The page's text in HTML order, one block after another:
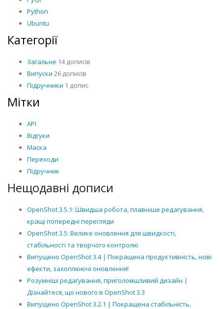
Python
Ubuntu
Категорії
Загальне 14 дописів
Випуски 26 дописів
Підручники 1 допис
Мітки
API
Відгуки
Маска
Переходи
Підручник
Нещодавні дописи
OpenShot 3.5.1: Швидша робота, плавніше редагування,
кращі попередні перегляди
OpenShot 3.5: Велике оновлення для швидкості,
стабільності та творчого контролю
Випущено OpenShot 3.4 | Покращена продуктивність, нові
ефекти, захоплюючі оновлення!
Розумніші редагування, приголомшливий дизайн |
Дізнайтеся, що нового в OpenShot 3.3
Випущено OpenShot 3.2.1 | Покращена стабільність,